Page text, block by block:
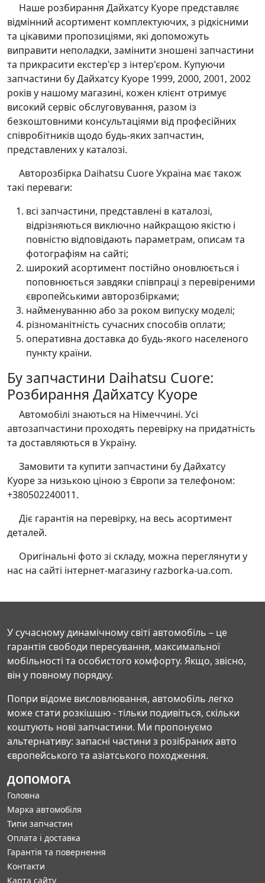
Наше розбирання Дайхатсу Куоре представляє
відмінний асортимент комплектуючих, з рідкісними
та цікавими пропозиціями, які допоможуть
виправити неполадки, замінити зношені запчастини
та прикрасити екстер'єр з інтер'єром. Купуючи
запчастини бу Дайхатсу Куоре 1999, 2000, 2001, 2002
років у нашому магазині, кожен клієнт отримує
високий сервіс обслуговування, разом із
безкоштовними консультаціями від професійних
співробітників щодо будь-яких запчастин,
представлених у каталозі.
Авторозбірка Daihatsu Cuore Україна має також
такі переваги:
всі запчастини, представлені в каталозі,
відрізняються виключно найкращою якістю і
повністю відповідають параметрам, описам та
фотографіям на сайті;
широкий асортимент постійно оновлюється і
поповнюється завдяки співпраці з перевіреними
європейськими авторозбірками;
найменуванню або за роком випуску моделі;
різноманітність сучасних способів оплати;
оперативна доставка до будь-якого населеного
пункту країни.
Бу запчастини Daihatsu Cuore:
Розбирання Дайхатсу Куоре
Автомобілі знаються на Німеччині. Усі
автозапчастини проходять перевірку на придатність
та доставляються в Україну.
Замовити та купити запчастини бу Дайхатсу
Куоре за низькою ціною з Європи за телефоном:
+380502240011.
Діє гарантія на перевірку, на весь асортимент
деталей.
Оригінальні фото зі складу, можна переглянути у
нас на сайті інтернет-магазину razborka-ua.com.
У сучасному динамічному світі автомобіль – це
гарантія свободи пересування, максимальної
мобільності та особистого комфорту. Якщо, звісно,
він у повному порядку.
Попри відоме висловлювання, автомобіль легко
може стати розкішшю - тільки подивіться, скільки
коштують нові запчастини. Ми пропонуємо
альтернативу: запасні частини з розібраних авто
європейського та азіатського походження.
ДОПОМОГА
Головна
Марка автомобіля
Типи запчастин
Оплата і доставка
Гарантія та повернення
Контакти
Карта сайту